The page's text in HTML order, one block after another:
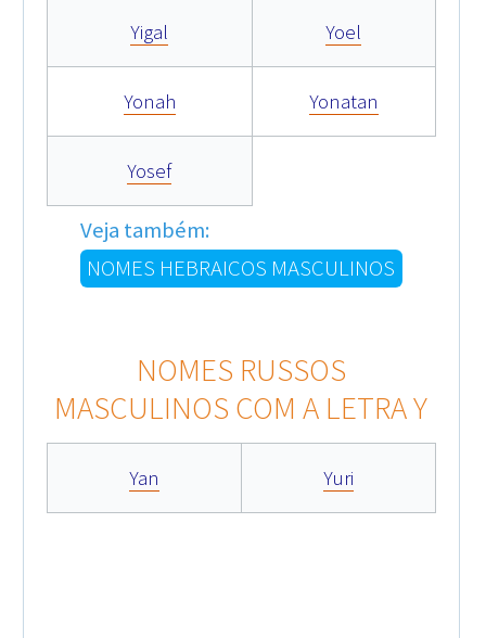
Yigal Yoel
Yonah Yonatan
Yosef
Veja também:
NOMES HEBRAICOS MASCULINOS
NOMES RUSSOS
MASCULINOS COM A LETRA Y
Yan Yuri